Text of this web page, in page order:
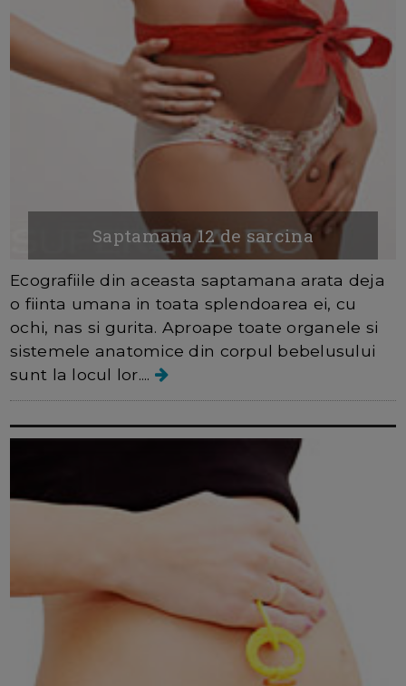
Saptamana 12 de sarcina
Ecografiile din aceasta saptamana arata deja
o fiinta umana in toata splendoarea ei, cu
ochi, nas si gurita. Aproape toate organele si
sistemele anatomice din corpul bebelusului
sunt la locul lor....